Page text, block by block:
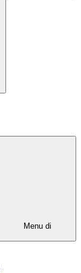
Menu di